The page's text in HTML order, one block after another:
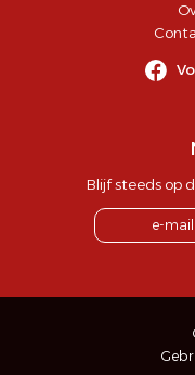
Blijf steeds op